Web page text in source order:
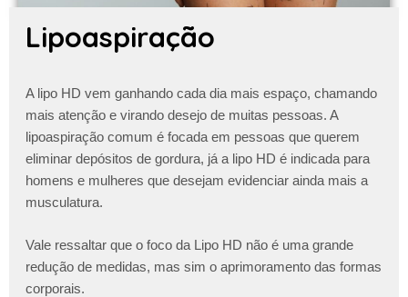
Lipoaspiração
A lipo HD vem ganhando cada dia mais espaço, chamando
mais atenção e virando desejo de muitas pessoas. A
lipoaspiração comum é focada em pessoas que querem
eliminar depósitos de gordura, já a lipo HD é indicada para
homens e mulheres que desejam evidenciar ainda mais a
musculatura.
Vale ressaltar que o foco da Lipo HD não é uma grande
redução de medidas, mas sim o aprimoramento das formas
corporais.